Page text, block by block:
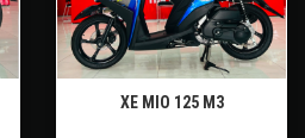
XE MIO 125 M3